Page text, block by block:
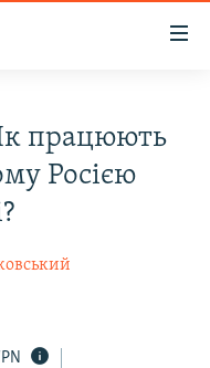
працюють
Росією